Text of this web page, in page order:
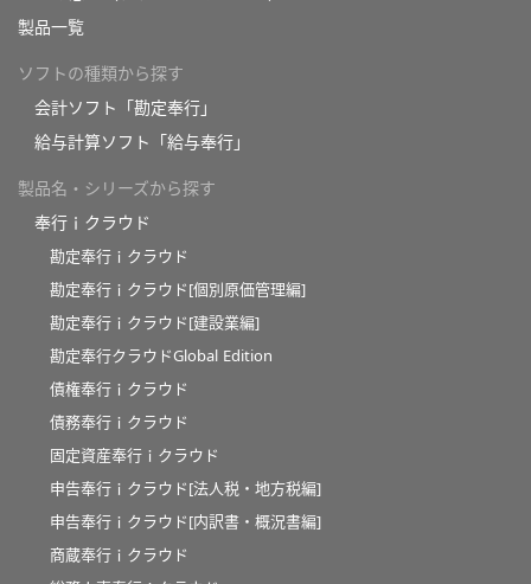
製品一覧
ソフトの種類から探す
会計ソフト「勘定奉行」
給与計算ソフト「給与奉行」
製品名・シリーズから探す
奉行ｉクラウド
勘定奉行ｉクラウド
勘定奉行ｉクラウド[個別原価管理編]
勘定奉行ｉクラウド[建設業編]
勘定奉行クラウドGlobal Edition
債権奉行ｉクラウド
債務奉行ｉクラウド
固定資産奉行ｉクラウド
申告奉行ｉクラウド[法人税・地方税編]
申告奉行ｉクラウド[内訳書・概況書編]
商蔵奉行ｉクラウド